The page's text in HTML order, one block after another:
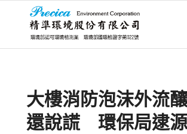
大樓消防泡沫外流
還說謊 環保局逮